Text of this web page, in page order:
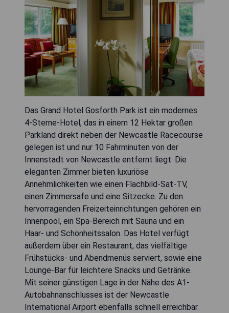
Das Grand Hotel Gosforth Park ist ein modernes
4-Sterne-Hotel, das in einem 12 Hektar großen
Parkland direkt neben der Newcastle Racecourse
gelegen ist und nur 10 Fahrminuten von der
Innenstadt von Newcastle entfernt liegt. Die
eleganten Zimmer bieten luxuriöse
Annehmlichkeiten wie einen Flachbild-Sat-TV,
einen Zimmersafe und eine Sitzecke. Zu den
hervorragenden Freizeiteinrichtungen gehören ein
Innenpool, ein Spa-Bereich mit Sauna und ein
Haar- und Schönheitssalon. Das Hotel verfügt
außerdem über ein Restaurant, das vielfältige
Frühstücks- und Abendmenüs serviert, sowie eine
Lounge-Bar für leichtere Snacks und Getränke.
Mit seiner günstigen Lage in der Nähe des A1-
Autobahnanschlusses ist der Newcastle
International Airport ebenfalls schnell erreichbar.